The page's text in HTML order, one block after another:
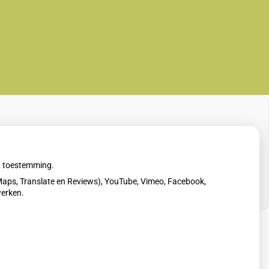
toestemming.
Translate en Reviews), YouTube, Vimeo, Facebook,